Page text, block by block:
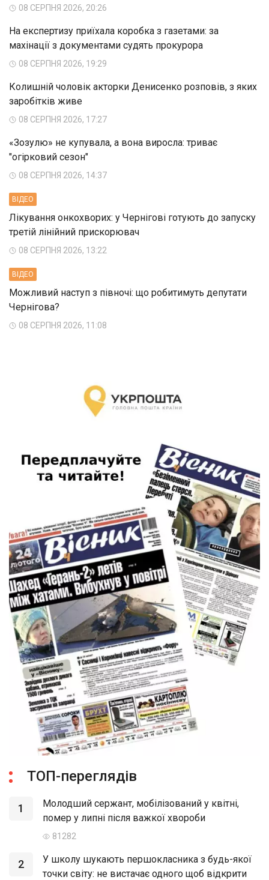
08 СЕРПНЯ 2026, 20:26
На експертизу приїхала коробка з газетами: за
махінації з документами судять прокурора
08 СЕРПНЯ 2026, 19:29
Колишній чоловік акторки Денисенко розповів, з яких
заробітків живе
08 СЕРПНЯ 2026, 17:27
«Зозулю» не купувала, а вона виросла: триває
"огірковий сезон"
08 СЕРПНЯ 2026, 14:37
ВIДЕО
Лікування онкохворих: у Чернігові готують до запуску
третій лінійний прискорювач
08 СЕРПНЯ 2026, 13:22
ВIДЕО
Можливий наступ з півночі: що робитимуть депутати
Чернігова?
08 СЕРПНЯ 2026, 11:08
ТОП-переглядів
1
Молодший сержант, мобілізований у квітні,
помер у липні після важкої хвороби
81282
2
У школу шукають першокласника з будь-якої
точки світу: не вистачає одного щоб відкрити